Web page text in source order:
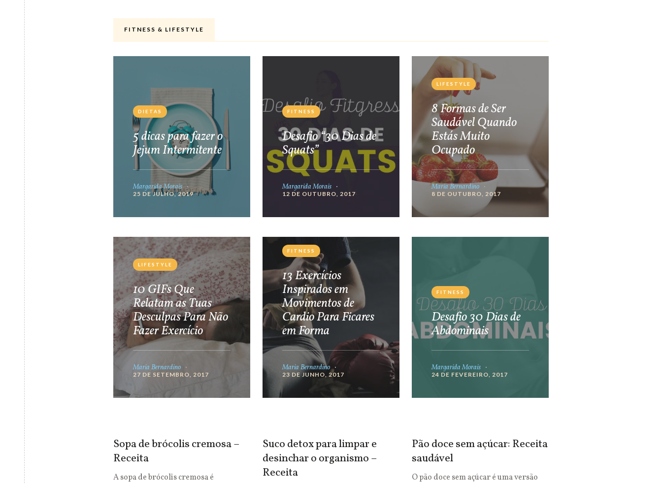
FITNESS & LIFESTYLE
DIETAS
5 dicas para fazer o
Jejum Intermitente
Margarida Morais
25 DE JULHO, 2019
FITNESS
Desafio “30 Dias de
Squats”
Margarida Morais
12 DE OUTUBRO, 2017
LIFESTYLE
8 Formas de Ser
Saudável Quando
Estás Muito
Ocupado
Maria Bernardino
8 DE OUTUBRO, 2017
LIFESTYLE
10 GIFs Que
Relatam as Tuas
Desculpas Para Não
Fazer Exercício
Maria Bernardino
27 DE SETEMBRO, 2017
FITNESS
13 Exercícios
Inspirados em
Movimentos de
Cardio Para Ficares
em Forma
Maria Bernardino
23 DE JUNHO, 2017
FITNESS
Desafio 30 Dias de
Abdominais
Margarida Morais
24 DE FEVEREIRO, 2017
Sopa de brócolis cremosa –
Receita
A sopa de brócolis cremosa é
Suco detox para limpar e
desinchar o organismo –
Receita
Pão doce sem açúcar: Receita
saudável
O pão doce sem açúcar é uma versão